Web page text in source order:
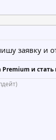
заявку и
и стать